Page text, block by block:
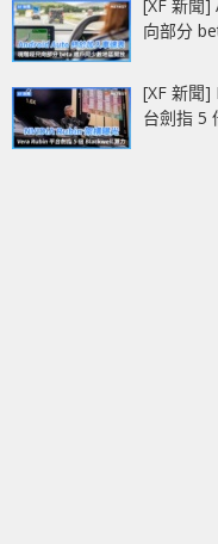
[XF 新聞
向部分
[XF 新聞
台劍指 5